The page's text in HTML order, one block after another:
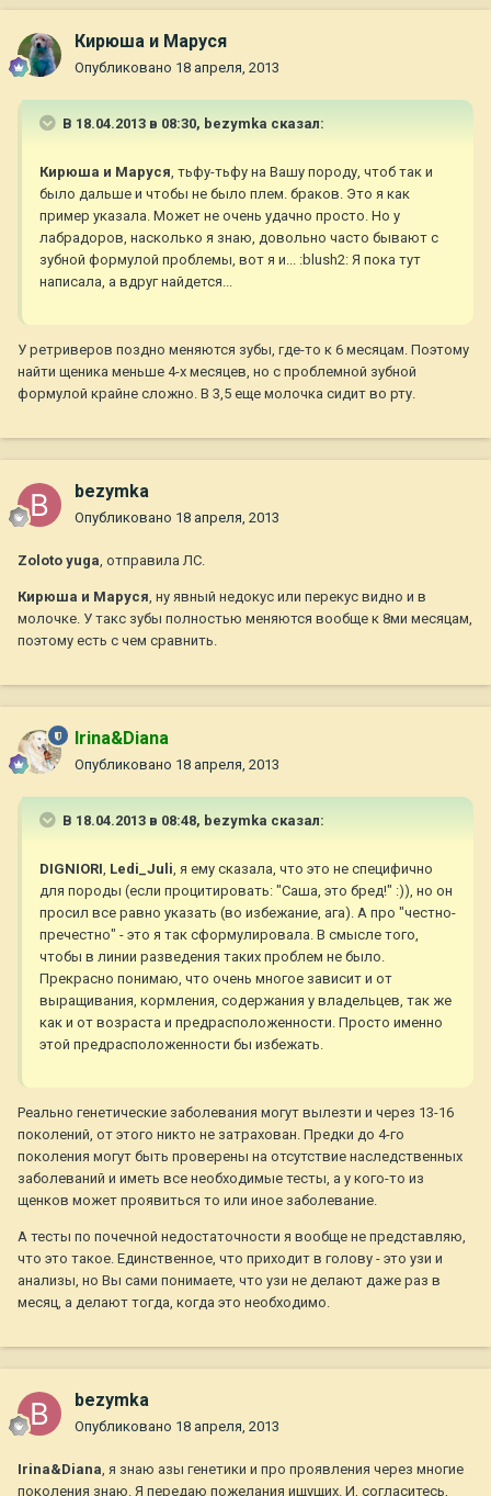
Кирюша и Маруся
Опубликовано 18 апреля, 2013
В 18.04.2013 в 08:30, bezymka сказал:
Кирюша и Маруся, тьфу-тьфу на Вашу породу, чтоб так и
было дальше и чтобы не было плем. браков. Это я как
пример указала. Может не очень удачно просто. Но у
лабрадоров, насколько я знаю, довольно часто бывают с
зубной формулой проблемы, вот я и... :blush2: Я пока тут
написала, а вдруг найдется...
У ретриверов поздно меняются зубы, где-то к 6 месяцам. Поэтому
найти щеника меньше 4-х месяцев, но с проблемной зубной
формулой крайне сложно. В 3,5 еще молочка сидит во рту.
bezymka
Опубликовано 18 апреля, 2013
Zoloto yuga, отправила ЛС.
Кирюша и Маруся, ну явный недокус или перекус видно и в
молочке. У такс зубы полностью меняются вообще к 8ми месяцам,
поэтому есть с чем сравнить.
Irina&Diana
Опубликовано 18 апреля, 2013
В 18.04.2013 в 08:48, bezymka сказал:
DIGNIORI, Ledi_Juli, я ему сказала, что это не специфично
для породы (если процитировать: "Саша, это бред!" :)), но он
просил все равно указать (во избежание, ага). А про "честно-
пречестно" - это я так сформулировала. В смысле того,
чтобы в линии разведения таких проблем не было.
Прекрасно понимаю, что очень многое зависит и от
выращивания, кормления, содержания у владельцев, так же
как и от возраста и предрасположенности. Просто именно
этой предрасположенности бы избежать.
Реально генетические заболевания могут вылезти и через 13-16
поколений, от этого никто не затрахован. Предки до 4-го
поколения могут быть проверены на отсутствие наследственных
заболеваний и иметь все необходимые тесты, а у кого-то из
щенков может проявиться то или иное заболевание.
А тесты по почечной недостаточности я вообще не представляю,
что это такое. Единственное, что приходит в голову - это узи и
анализы, но Вы сами понимаете, что узи не делают даже раз в
месяц, а делают тогда, когда это необходимо.
bezymka
Опубликовано 18 апреля, 2013
Irina&Diana, я знаю азы генетики и про проявления через многие
поколения знаю. Я передаю пожелания ищущих. И, согласитесь,